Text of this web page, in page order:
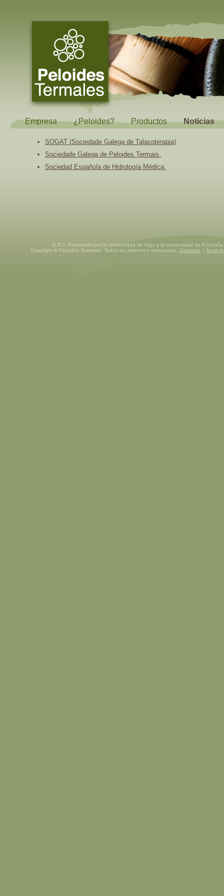
Empresa ¿Peloides? Productos Noticias
SOGAT (Sociedade Galega de Talasoterapia)
Sociedade Galega de Peloides Termais.
Sociedad Española de Hidrología Médica.
E.B.T. Promovida por la Universidad de Vigo y la Universidad de A
Copyright © Peloides Termales. Todos los derechos reservados.
Contacto | Texto